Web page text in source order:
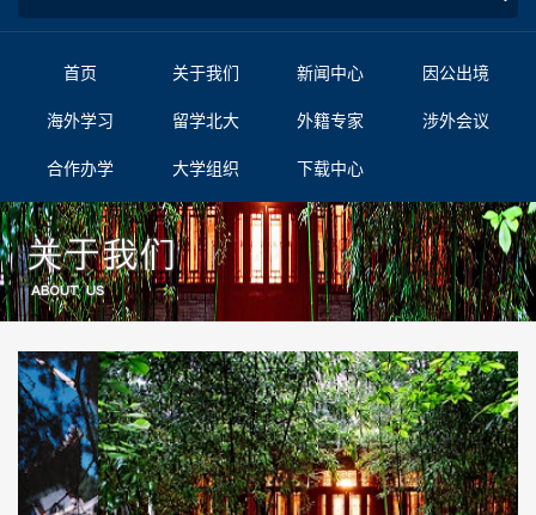
首页 关于我们 新闻中心 因公出境
海外学习 留学北大 外籍专家 涉外会议
合作办学 大学组织 下载中心